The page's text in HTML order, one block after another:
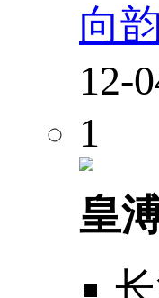
向
12-
1
皇